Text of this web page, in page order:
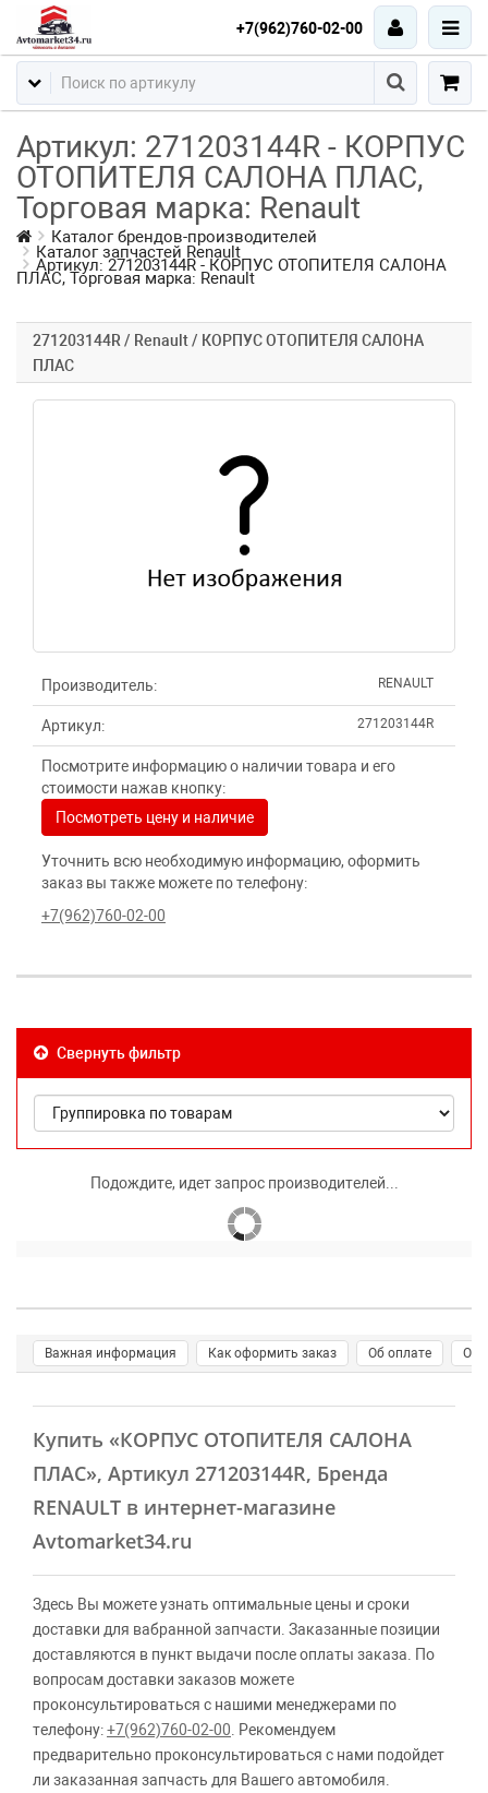
+7(962)760-02-00
Артикул: 271203144R - КОРПУС
ОТОПИТЕЛЯ САЛОНА ПЛАС,
Торговая марка: Renault
Каталог брендов-производителей
Каталог запчастей Renault
Артикул: 271203144R - КОРПУС ОТОПИТЕЛЯ САЛОНА
ПЛАС, Торговая марка: Renault
271203144R / Renault / КОРПУС ОТОПИТЕЛЯ САЛОНА
ПЛАС
Производитель: RENAULT
Артикул: 271203144R
Посмотрите информацию о наличии товара и его
стоимости нажав кнопку:
Посмотреть цену и наличие
Уточнить всю необходимую информацию, оформить
заказ вы также можете по телефону:
+7(962)760-02-00
Свернуть фильтр
Подождите, идет запрос производителей...
Важная информация Как оформить заказ Об оплате О
Купить «КОРПУС ОТОПИТЕЛЯ САЛОНА
ПЛАС», Артикул 271203144R, Бренда
RENAULT в интернет-магазине
Avtomarket34.ru
Здесь Вы можете узнать оптимальные цены и сроки
доставки для вабранной запчасти. Заказанные позиции
доставляются в пункт выдачи после оплаты заказа. По
вопросам доставки заказов можете
проконсультироваться с нашими менеджерами по
телефону:+7(962)760-02-00 . Рекомендуем
предварительно проконсультироваться с нами подойдет
ли заказанная запчасть для Вашего автомобиля.